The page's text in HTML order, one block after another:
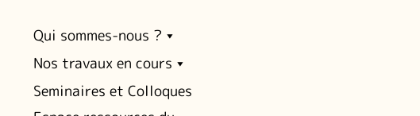
Qui sommes-nous ?
Nos travaux en cours
Seminaires et Colloques